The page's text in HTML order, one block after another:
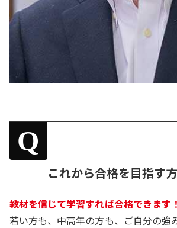
Q
これから合格を目指す
教材を信じて学習すれば合格できます！
若い方も、中高年の方も、ご自分の強